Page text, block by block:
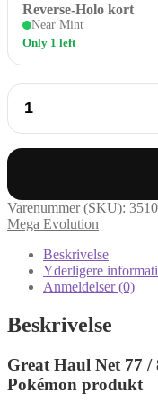
Reverse-Holo kort
Near Mint
Only 1 left
Great
Haul
Net
/
antal
Varenummer (SKU):
Mega Evolution
Beskrivelse
Yderligere
Anmeldelser (0)
Beskrivelse
Great Haul Net 77
Pokémon produkt